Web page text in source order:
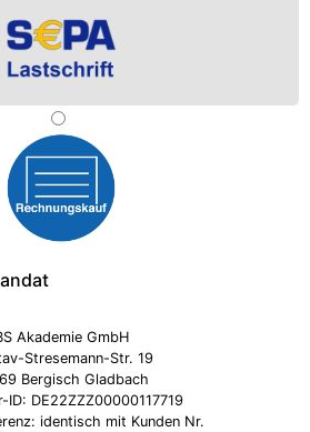
Akademie GmbH
Stresemann-Str. 19
Bergisch Gladbach
ID: DE22ZZZ00000117719
identisch mit Kunden Nr.